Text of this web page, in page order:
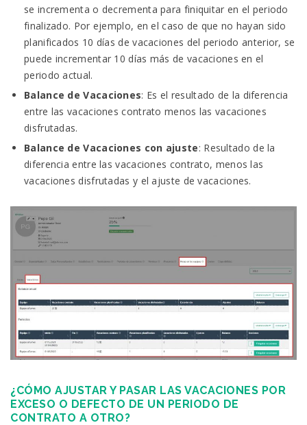
se incrementa o decrementa para finiquitar en el periodo
finalizado. Por ejemplo, en el caso de que no hayan sido
planificados 10 días de vacaciones del periodo anterior, se
puede incrementar 10 días más de vacaciones en el
periodo actual.
Balance de Vacaciones: Es el resultado de la diferencia
entre las vacaciones contrato menos las vacaciones
disfrutadas.
Balance de Vacaciones con ajuste: Resultado de la
diferencia entre las vacaciones contrato, menos las
vacaciones disfrutadas y el ajuste de vacaciones.
¿CÓMO AJUSTAR Y PASAR LAS VACACIONES POR
EXCESO O DEFECTO DE UN PERIODO DE
CONTRATO A OTRO?